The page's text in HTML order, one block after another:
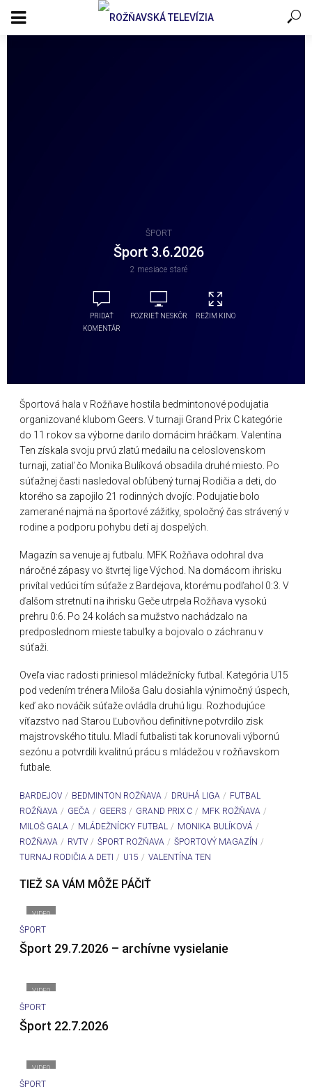
ŠPORT
Šport 3.6.2026
2 mesiace staré
PRIDAŤ
KOMENTÁR
POZRIEŤ NESKÔR REŽIM KINO
Športová hala v Rožňave hostila bedmintonové podujatia
organizované klubom Geers. V turnaji Grand Prix C kategórie
do 11 rokov sa výborne darilo domácim hráčkam. Valentína
Ten získala svoju prvú zlatú medailu na celoslovenskom
turnaji, zatiaľ čo Monika Bulíková obsadila druhé miesto. Po
súťažnej časti nasledoval obľúbený turnaj Rodičia a deti, do
ktorého sa zapojilo 21 rodinných dvojíc. Podujatie bolo
zamerané najmä na športové zážitky, spoločný čas strávený v
rodine a podporu pohybu detí aj dospelých.
Magazín sa venuje aj futbalu. MFK Rožňava odohral dva
náročné zápasy vo štvrtej lige Východ. Na domácom ihrisku
privítal vedúci tím súťaže z Bardejova, ktorému podľahol 0:3. V
ďalšom stretnutí na ihrisku Geče utrpela Rožňava vysokú
prehru 0:6. Po 24 kolách sa mužstvo nachádzalo na
predposlednom mieste tabuľky a bojovalo o záchranu v
súťaži.
Oveľa viac radosti priniesol mládežnícky futbal. Kategória U15
pod vedením trénera Miloša Galu dosiahla výnimočný úspech,
keď ako nováčik súťaže ovládla druhú ligu. Rozhodujúce
víťazstvo nad Starou Ľubovňou definitívne potvrdilo zisk
majstrovského titulu. Mladí futbalisti tak korunovali výbornú
sezónu a potvrdili kvalitnú prácu s mládežou v rožňavskom
futbale.
BARDEJOV BEDMINTON ROŽŇAVA DRUHÁ LIGA
FUTBAL
ROŽŇAVA
GEČA GEERS GRAND PRIX C
MFK ROŽŇAVA
MILOŠ GALA
MLÁDEŽNÍCKY FUTBAL
MONIKA BULÍKOVÁ
ROŽŇAVA
RVTV ŠPORT ROŽŇAVA
ŠPORTOVÝ MAGAZÍN
TURNAJ RODIČIA A DETI
U15 VALENTÍNA TEN
TIEŽ SA VÁM MÔŽE PÁČIŤ
VIDEO
ŠPORT
Šport 29.7.2026 – archívne vysielanie
VIDEO
ŠPORT
Šport 22.7.2026
VIDEO
ŠPORT